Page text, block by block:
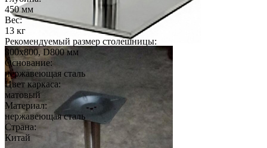
450 мм
Вес:
13 кг
Рекомендуемый размер столешницы:
800х800, D800 мм
Основание:
нержавеющая сталь
Цвет каркаса:
матовый
Материал:
нержавеющая сталь
Страна:
Китай